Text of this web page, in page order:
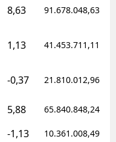
8,63 91.678.048,63
1,13 41.453.711,11
-0,37 21.810.012,96
5,88 65.840.848,24
-1,13 10.361.008,49